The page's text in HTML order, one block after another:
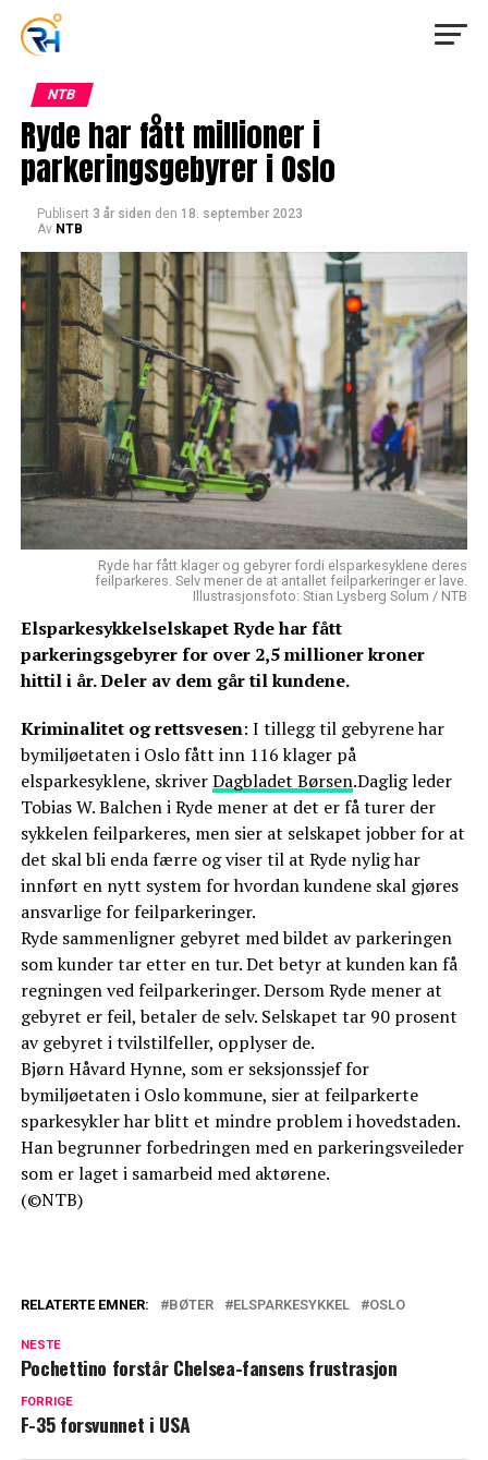
NTB
Ryde har fått millioner i
parkeringsgebyrer i Oslo
Publisert 3 år siden den 18. september 2023
Av NTB
Ryde har fått klager og gebyrer fordi elsparkesyklene deres
feilparkeres. Selv mener de at antallet feilparkeringer er lave.
Illustrasjonsfoto: Stian Lysberg Solum / NTB
Elsparkesykkelselskapet Ryde har fått
parkeringsgebyrer for over 2,5 millioner kroner
hittil i år. Deler av dem går til kundene.
Kriminalitet og rettsvesen: I tillegg til gebyrene har
bymiljøetaten i Oslo fått inn 116 klager på
elsparkesyklene, skriverDagbladet Børsen.Daglig leder
Tobias W. Balchen i Ryde mener at det er få turer der
sykkelen feilparkeres, men sier at selskapet jobber for at
det skal bli enda færre og viser til at Ryde nylig har
innført en nytt system for hvordan kundene skal gjøres
ansvarlige for feilparkeringer.
Ryde sammenligner gebyret med bildet av parkeringen
som kunder tar etter en tur. Det betyr at kunden kan få
regningen ved feilparkeringer. Dersom Ryde mener at
gebyret er feil, betaler de selv. Selskapet tar 90 prosent
av gebyret i tvilstilfeller, opplyser de.
Bjørn Håvard Hynne, som er seksjonssjef for
bymiljøetaten i Oslo kommune, sier at feilparkerte
sparkesykler har blitt et mindre problem i hovedstaden.
Han begrunner forbedringen med en parkeringsveileder
som er laget i samarbeid med aktørene.
(©NTB)
RELATERTE EMNER: BØTER ELSPARKESYKKEL OSLO
NESTE
Pochettino forstår Chelsea-fansens frustrasjon
FORRIGE
F-35 forsvunnet i USA